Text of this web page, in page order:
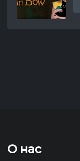
О нас